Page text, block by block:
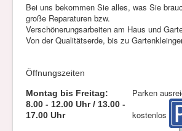
Bei uns bekommen Sie alles, was Sie
große Reparaturen bzw.
Verschönerungsarbeiten am Haus und
Von der Qualitätserde, bis zu
Öffnungszeiten
Montag bis Freitag:
8.00 - 12.00 Uhr/ 13.00 -
17.00 Uhr
Parken
kostenlos